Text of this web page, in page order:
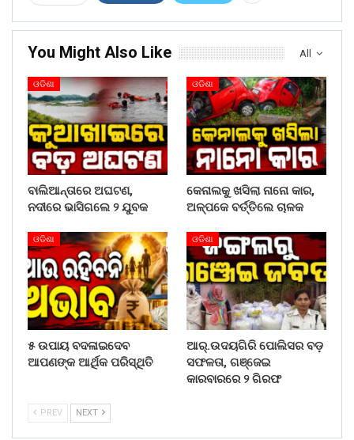
All
You Might Also Like
ଓଡିଶା
ବାଲିଆନ୍ତାରେ ଅଘଟଣ,
ନଦୀରେ ଭାସିଗଲେ ୨ ଯୁବକ
ଓଡିଶା
କେନାଲକୁ ଖସିଲା ନାନୋ କାର,
ଅଳ୍ପକେ ବର୍ତ୍ତିଲେ ଚାଳକ
ଓଡିଶା
୫ ଉପାୟ ବଦଳାଇଦେବ
ଆପଣଙ୍କ ଆର୍ଥିକ ପରିସ୍ଥିତି
ଓଡିଶା
ଆର୍.ଉଦୟଗିରି ପୋଲିସର ବଡ଼
ସଫଳତା, ଗଞ୍ଜେଇ
କାରବାରରେ ୨ ଗିରଫ
PREV NEXT